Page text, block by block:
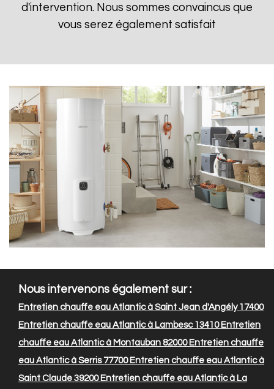
d'intervention. Nous sommes convaincus que
vous serez également satisfait
Nous intervenons également sur :
Entretien chauffe eau Atlantic à Saint Jean d'Angély 17400
Entretien chauffe eau Atlantic à Lambesc 13410Entretien
chauffe eau Atlantic à Montauban 82000Entretien chauffe
eau Atlantic à Serris 77700Entretien chauffe eau Atlantic à
Saint Claude 39200Entretien chauffe eau Atlantic à La